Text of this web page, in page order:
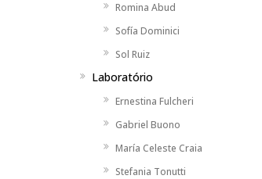
Romina Abud
Sofía Dominici
Sol Ruiz
Laboratório
Ernestina Fulcheri
Gabriel Buono
María Celeste Craia
Stefania Tonutti